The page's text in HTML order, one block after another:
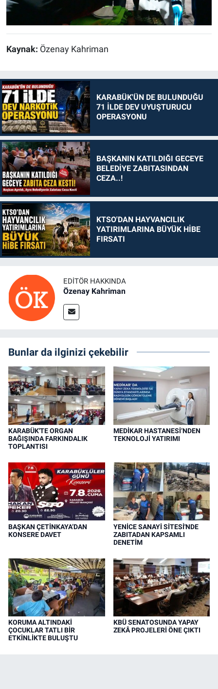
Kaynak: Özenay Kahriman
KARABÜK'ÜN DE BULUNDUĞU
71 İLDE DEV UYUŞTURUCU
OPERASYONU
BAŞKANIN KATILDIĞI GECEYE
BELEDİYE ZABITASINDAN
CEZA..!
KTSO'DAN HAYVANCILIK
YATIRIMLARINA BÜYÜK HİBE
FIRSATI
EDITÖR HAKKINDA
Özenay Kahriman
Bunlar da ilginizi çekebilir
KARABÜK'TE ORGAN
BAĞIŞINDA FARKINDALIK
TOPLANTISI
MEDİKAR HASTANESİ’NDEN
TEKNOLOJİ YATIRIMI
BAŞKAN ÇETİNKAYA’DAN
KONSERE DAVET
YENİCE SANAYİ SİTESİ'NDE
ZABITADAN KAPSAMLI
DENETİM
KORUMA ALTINDAKİ
ÇOCUKLAR TATLI BİR
ETKİNLİKTE BULUŞTU
KBÜ SENATOSUNDA YAPAY
ZEKÂ PROJELERİ ÖNE ÇIKTI